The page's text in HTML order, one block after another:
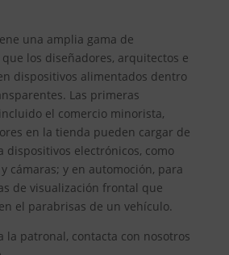
una amplia gama de
los diseñadores, arquitectos e
dispositivos alimentados dentro
Las primeras
el comercio minorista,
en la tienda pueden cargar de
dispositivos electrónicos, como
cámaras; y en automoción, para
de visualización frontal que
el parabrisas de un vehículo.
la patronal, contacta con nosotros